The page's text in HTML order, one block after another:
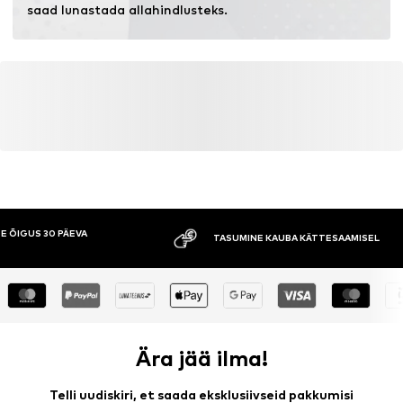
Mitte valgendada
saad lunastada allahindlusteks.
ÕIGUS 30 PÄEVA TASUMINE KAUBA KÄTTESAAMISEL
Ära jää ilma!
Telli uudiskiri, et saada eksklusiivseid pakkumisi